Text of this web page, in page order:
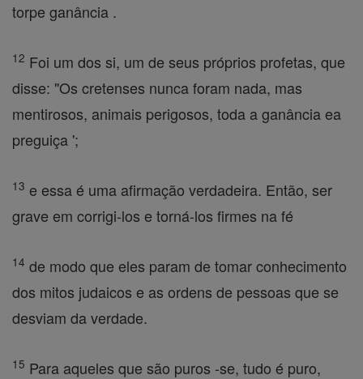
torpe ganância .
12 Foi um dos si, um de seus próprios profetas, que
disse: "Os cretenses nunca foram nada, mas
mentirosos, animais perigosos, toda a ganância ea
preguiça ';
13 e essa é uma afirmação verdadeira. Então, ser
grave em corrigi-los e torná-los firmes na fé
14 de modo que eles param de tomar conhecimento
dos mitos judaicos e as ordens de pessoas que se
desviam da verdade.
15 Para aqueles que são puros -se, tudo é puro,